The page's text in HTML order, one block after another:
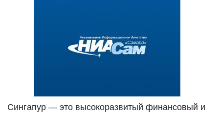
Сингапур — это высокоразвитый финансовый и